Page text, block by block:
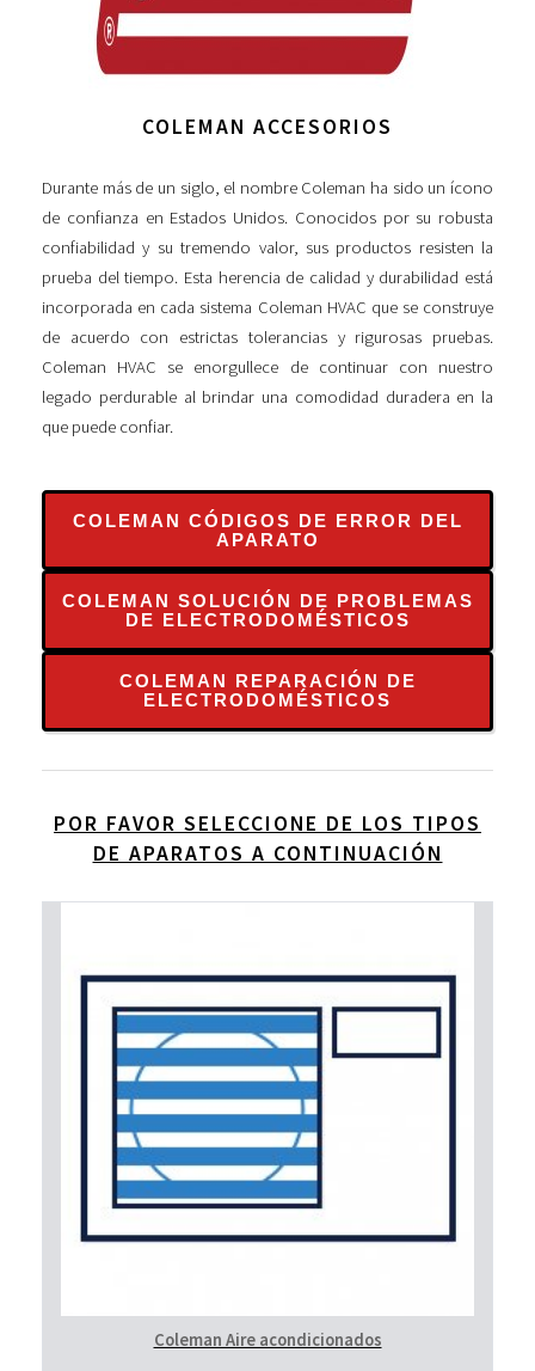
COLEMAN ACCESORIOS
Durante más de un siglo, el nombre Coleman ha sido un ícono
de confianza en Estados Unidos. Conocidos por su robusta
confiabilidad y su tremendo valor, sus productos resisten la
prueba del tiempo. Esta herencia de calidad y durabilidad está
incorporada en cada sistema Coleman HVAC que se construye
de acuerdo con estrictas tolerancias y rigurosas pruebas.
Coleman HVAC se enorgullece de continuar con nuestro
legado perdurable al brindar una comodidad duradera en la
que puede confiar.
COLEMAN CÓDIGOS DE ERROR DEL
APARATO
COLEMAN SOLUCIÓN DE PROBLEMAS
DE ELECTRODOMÉSTICOS
COLEMAN REPARACIÓN DE
ELECTRODOMÉSTICOS
POR FAVOR SELECCIONE DE LOS TIPOS
DE APARATOS A CONTINUACIÓN
Coleman Aire acondicionados